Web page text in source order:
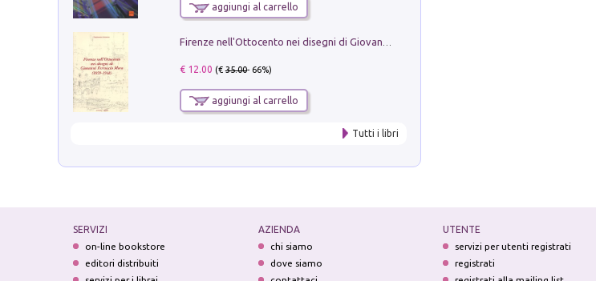
aggiungi al carrello
€ 12.00 (€35.00- 66%)
aggiungi al carrello
Tutti i libri
SERVIZI
on-line bookstore
editori distribuiti
AZIENDA
chi siamo
dove siamo
UTENTE
servizi per utenti registrati
registrati